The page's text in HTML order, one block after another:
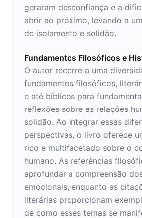
geraram desconfiança e a
abrir ao próximo, levando a
de isolamento e solidão.
Fundamentos Filosóficos e
O autor recorre a uma
fundamentos filosóficos,
e até bíblicos para
reflexões sobre as relações
solidão. Ao integrar essas
perspectivas, o livro oferece
rico e multifacetado sobre o
humano. As referências
aprofundar a compreensão
emocionais, enquanto as
literárias proporcionam
de como esses temas se